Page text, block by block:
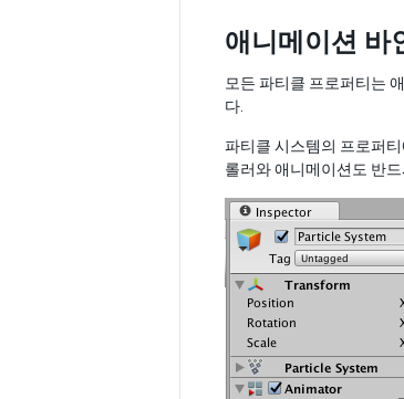
애니메이션 바
모든 파티클 프로퍼티는
다.
파티클 시스템의 프로퍼
롤러와 애니메이션도 반